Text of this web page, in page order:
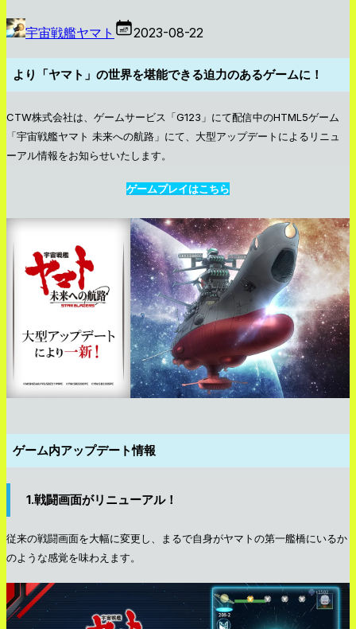
宇宙戦艦ヤマト 2023-08-22
より「ヤマト」の世界を堪能できる迫力のあるゲームに！
CTW株式会社は、ゲームサービス「G123」にて配信中のHTML5ゲーム
「宇宙戦艦ヤマト 未来への航路」にて、大型アップデートによるリニュ
ーアル情報をお知らせいたします。
ゲームプレイはこちら
ゲーム内アップデート情報
1.戦闘画面がリニューアル！
従来の戦闘画面を大幅に変更し、まるで自身がヤマトの第一艦橋にいるか
のような感覚を味わえます。